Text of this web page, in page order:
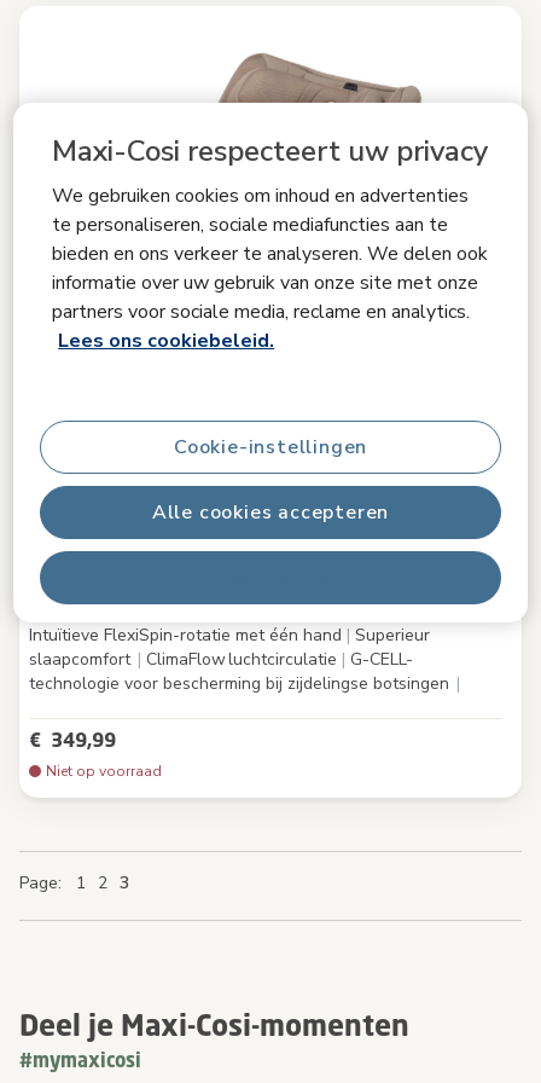
Maxi-Cosi respecteert uw privacy
We gebruiken cookies om inhoud en advertenties
te personaliseren, sociale mediafuncties aan te
bieden en ons verkeer te analyseren. We delen ook
informatie over uw gebruik van onze site met onze
partners voor sociale media, reclame en analytics.
Lees ons cookiebeleid.
Alle cookies accepteren
Cookie-instellingen
Vergelijken
Mica 360 Plus
0.0 (0)
Intuïtieve FlexiSpin-rotatie met één hand | Superieur
slaapcomfort | ClimaFlow luchtcirculatie | G-CELL-
technologie voor bescherming bij zijdelingse botsingen |
€ 349,99
Niet op voorraad
Page Page
Page
Page
1 Page
2 You're currently reading page
3
Deel je Maxi-Cosi-momenten
#mymaxicosi